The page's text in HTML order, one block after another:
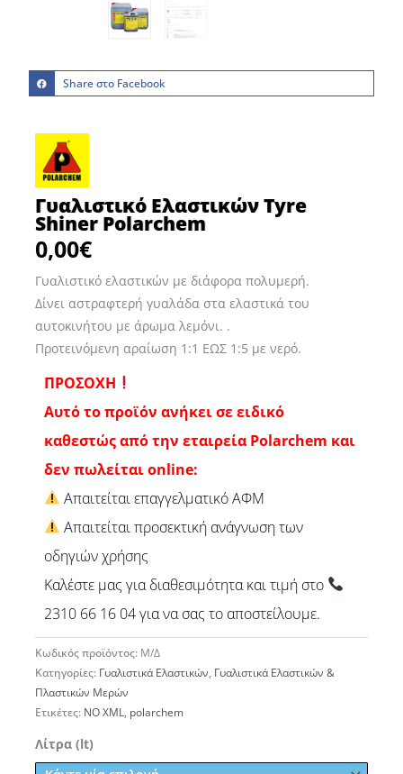
Share στο Facebook
Γυαλιστικό Ελαστικών Tyre
Shiner Polarchem
0,00€
Γυαλιστικό ελαστικών με διάφορα πολυμερή.
Δίνει αστραφτερή γυαλάδα στα ελαστικά του
αυτοκινήτου με άρωμα λεμόνι. .
Προτεινόμενη αραίωση 1:1 ΕΩΣ 1:5 με νερό.
ΠΡΟΣΟΧΗ
Αυτό το προϊόν ανήκει σε ειδικό
καθεστώς από την εταιρεία Polarchem και
δεν πωλείται online:
Απαιτείται επαγγελματικό ΑΦΜ
Απαιτείται προσεκτική ανάγνωση των
οδηγιών χρήσης
Καλέστε μας για διαθεσιμότητα και τιμή στο
2310 66 16 04 για να σας το αποστείλουμε.
Κωδικός προϊόντος: Μ/Δ
Κατηγορίες: Γυαλιστικά Ελαστικών, Γυαλιστικά Ελαστικών &
Πλαστικών Μερών
Ετικέτες: NO XML, polarchem
Λίτρα (lt)
Γυαλιστικό
Ελαστικών